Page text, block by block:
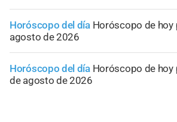
Horóscopo del día Horóscopo de hoy
agosto de 2026
Horóscopo del día Horóscopo de hoy
de agosto de 2026